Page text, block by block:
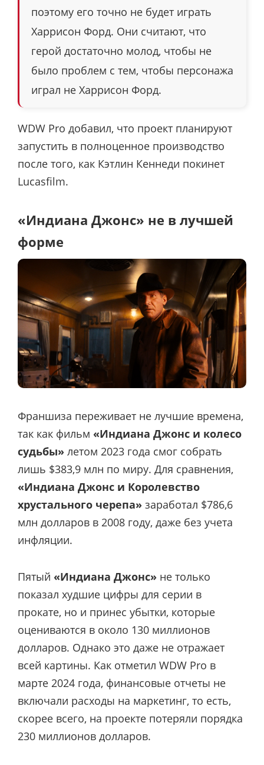
поэтому его точно не будет играть
Харрисон Форд. Они считают, что
герой достаточно молод, чтобы не
было проблем с тем, чтобы персонажа
играл не Харрисон Форд.
WDW Pro добавил, что проект планируют
запустить в полноценное производство
после того, как Кэтлин Кеннеди покинет
Lucasfilm.
«Индиана Джонс» не в лучшей
форме
Франшиза переживает не лучшие времена,
так как фильм «Индиана Джонс и колесо
судьбы» летом 2023 года смог собрать
лишь $383,9 млн по миру. Для сравнения,
«Индиана Джонс и Королевство
хрустального черепа» заработал $786,6
млн долларов в 2008 году, даже без учета
инфляции.
Пятый «Индиана Джонс» не только
показал худшие цифры для серии в
прокате, но и принес убытки, которые
оцениваются в около 130 миллионов
долларов. Однако это даже не отражает
всей картины. Как отметил WDW Pro в
марте 2024 года, финансовые отчеты не
включали расходы на маркетинг, то есть,
скорее всего, на проекте потеряли порядка
230 миллионов долларов.